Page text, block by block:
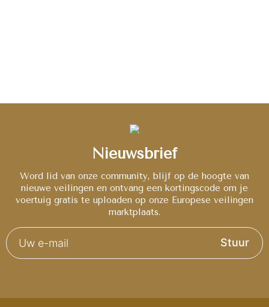
Nieuwsbrief
Word lid van onze community, blijf op de hoogte van
nieuwe veilingen en ontvang een kortingscode om je
voertuig gratis te uploaden op onze Europese veilingen
marktplaats.
Stuur